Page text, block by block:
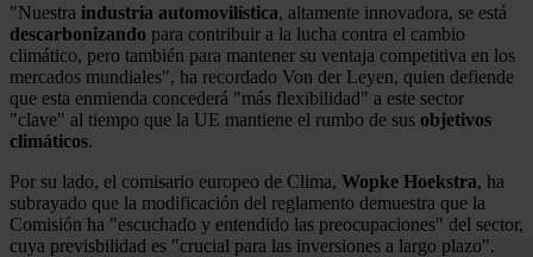
"Nuestra industria automovilística, altamente innovadora, se está
descarbonizando para contribuir a la lucha contra el cambio
climático, pero también para mantener su ventaja competitiva en los
mercados mundiales", ha recordado Von der Leyen, quien defiende
que esta enmienda concederá "más flexibilidad" a este sector
"clave" al tiempo que la UE mantiene el rumbo de sus objetivos
climáticos.
Por su lado, el comisario europeo de Clima, Wopke Hoekstra, ha
subrayado que la modificación del reglamento demuestra que la
Comisión ha "escuchado y entendido las preocupaciones" del sector,
cuya previsbilidad es "crucial para las inversiones a largo plazo".